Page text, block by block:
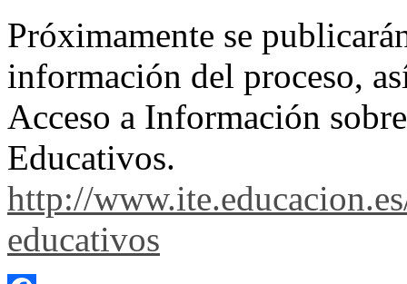
Próximamente se
información del proceso,
Acceso a Información
Educativos.
http://
educativos